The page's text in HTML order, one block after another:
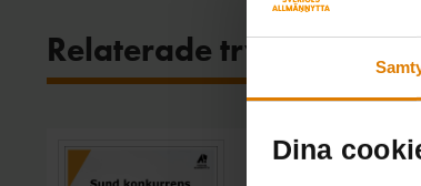
Dina
Relaterade trycksaker